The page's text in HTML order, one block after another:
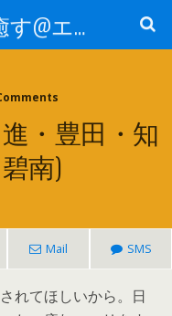
エステサロンで癒す@エステ～全国エステ情報
・豊田・知
南)
Mail SMS
れてほしいから。日